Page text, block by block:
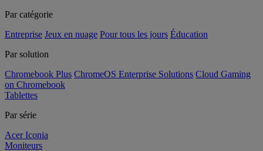
Par catégorie
Entreprise Jeux en nuage Pour tous les jours Éducation
Par solution
Chromebook Plus ChromeOS Enterprise Solutions Cloud Gaming
on Chromebook
Tablettes
Par série
Acer Iconia
Moniteurs